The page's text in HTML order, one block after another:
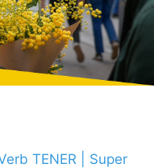
TENER | Super